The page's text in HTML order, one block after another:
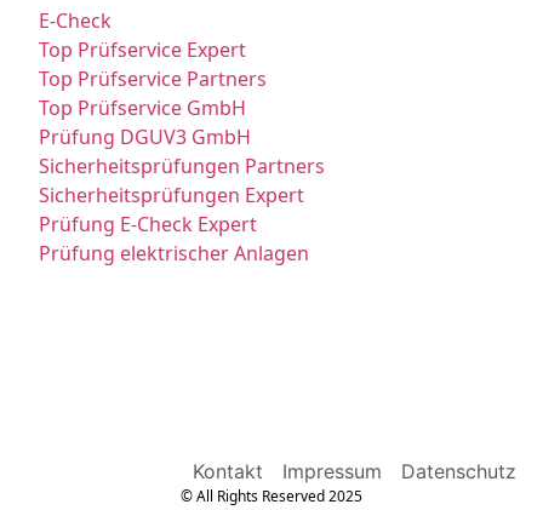
E-Check
Top Prüfservice Expert
Top Prüfservice Partners
Top Prüfservice GmbH
Prüfung DGUV3 GmbH
Sicherheitsprüfungen Partners
Sicherheitsprüfungen Expert
Prüfung E-Check Expert
Prüfung elektrischer Anlagen
Kontakt Impressum Datenschutz
© All Rights Reserved 2025